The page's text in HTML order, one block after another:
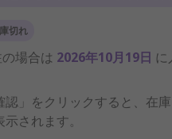
切れ
場合は 2026年10月19日 に
認」をクリックすると、在
されます。